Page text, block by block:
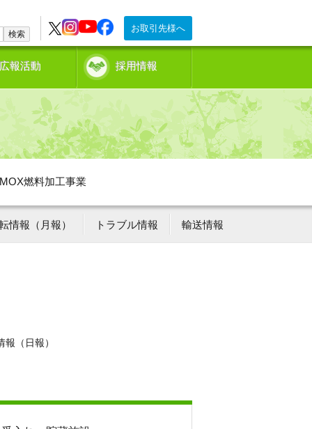
お取引先様へ
検索
報活動 採用情報
燃料加工事業
情報（月報） トラブル情報 輸送情報
（日報）